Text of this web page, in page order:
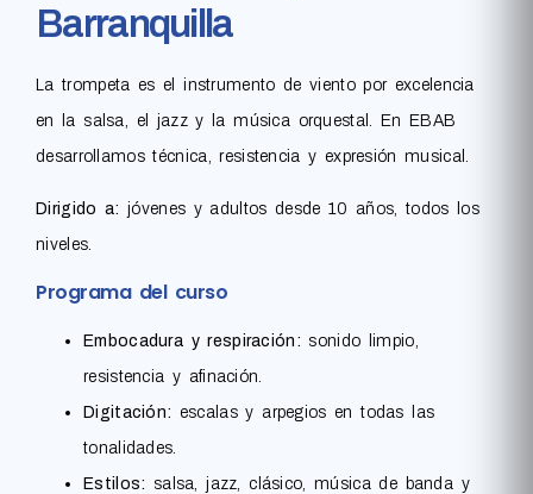
Barranquilla
La trompeta es el instrumento de viento por excelencia
en la salsa, el jazz y la música orquestal. En EBAB
desarrollamos técnica, resistencia y expresión musical.
Dirigido a: jóvenes y adultos desde 10 años, todos los
niveles.
Programa del curso
Embocadura y respiración: sonido limpio,
resistencia y afinación.
Digitación: escalas y arpegios en todas las
tonalidades.
Estilos: salsa, jazz, clásico, música de banda y